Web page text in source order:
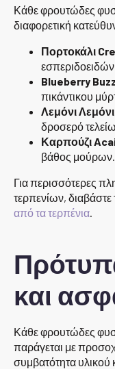
Κάθε φρουτώδες
διαφορετική
Πορτοκάλι
Blueberry
πικάντικου
Λεμόνι
δροσερό
Καρπούζι
βάθος μούρων.
Για περισσότερες
τερπενίων, διαβάστε
από τα τερπένια
και
Κάθε φρουτώδες
παράγεται με
συμβατότητα υλικού